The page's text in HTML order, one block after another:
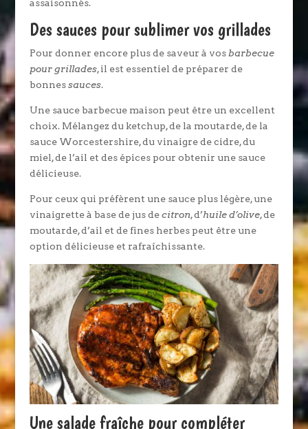
assaisonnés.
Des sauces pour sublimer vos grillades
Pour donner encore plus de saveur à vosbarbecue
pour grillades, il est essentiel de préparer de
bonnessauces.
Une sauce barbecue maison peut être un excellent
choix. Mélangez du ketchup, de la moutarde, de la
sauce Worcestershire, du vinaigre de cidre, du
miel, de l’ail et des épices pour obtenir une sauce
délicieuse.
Pour ceux qui préfèrent une sauce plus légère, une
vinaigrette à base de jus decitron, d’huile d’olive, de
moutarde, d’ail et de fines herbes peut être une
option délicieuse et rafraîchissante.
Une salade fraîche pour compléter